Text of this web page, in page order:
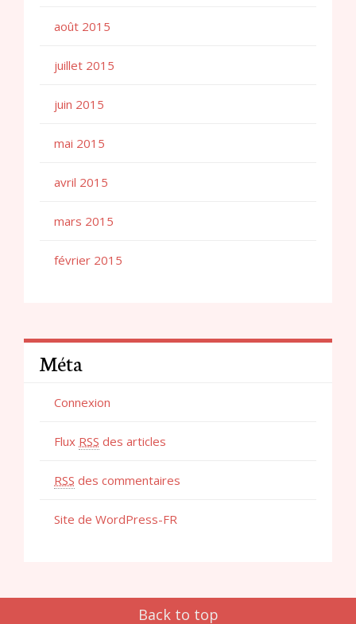
août 2015
juillet 2015
juin 2015
mai 2015
avril 2015
mars 2015
février 2015
Méta
Connexion
Flux RSS des articles
RSS des commentaires
Site de WordPress-FR
Back to top